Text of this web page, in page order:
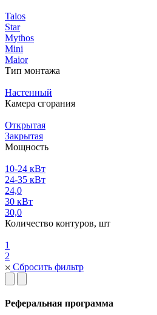
Talos
Star
Mythos
Mini
Maior
Тип монтажа
Настенный
Камера сгорания
Открытая
Закрытая
Мощность
10-24 кВт
24-35 кВт
24,0
30 кВт
30,0
Количество контуров, шт
1
2
Сбросить фильтр
Реферальная программа